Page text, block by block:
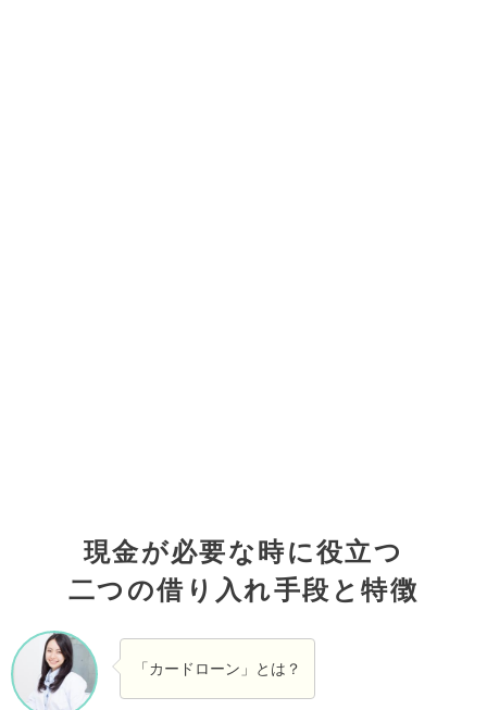
現金が必要な時に役立つ
二つの借り入れ手段と特徴
「カードローン」とは？